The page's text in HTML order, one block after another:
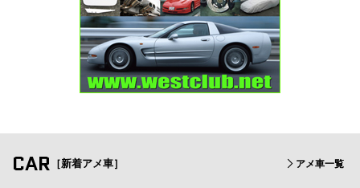
CAR ［新着アメ車］ アメ車一覧